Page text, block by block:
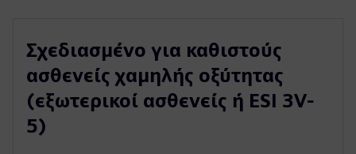
Σχεδιασμένο για καθιστούς
ασθενείς χαμηλής οξύτητας
(εξωτερικοί ασθενείς ή ESI 3V-
5)